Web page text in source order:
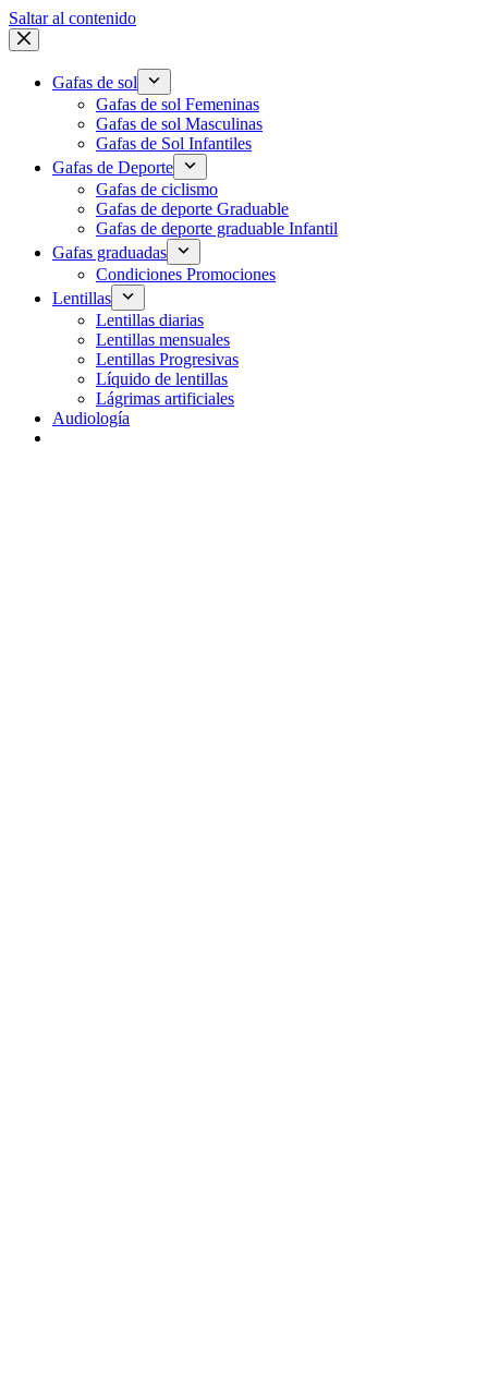
Saltar al contenido
Gafas de sol
Gafas de sol Femeninas
Gafas de sol Masculinas
Gafas de Sol Infantiles
Gafas de Deporte
Gafas de ciclismo
Gafas de deporte Graduable
Gafas de deporte graduable Infantil
Gafas graduadas
Condiciones Promociones
Lentillas
Lentillas diarias
Lentillas mensuales
Lentillas Progresivas
Líquido de lentillas
Lágrimas artificiales
Audiología